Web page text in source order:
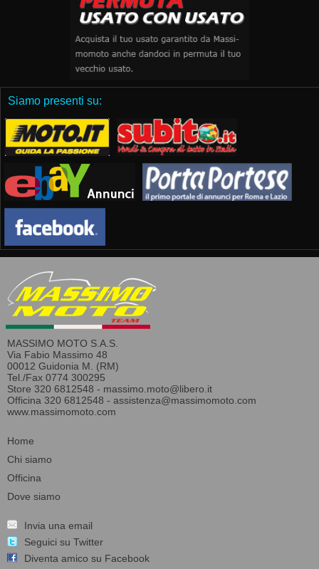
Siamo presenti su:
MASSIMO MOTO S.A.S.
Via Fabio Massimo 48
00012 Guidonia M. (RM)
Tel./Fax 0774 300295
Store 320 6812548 - massimo.moto@libero.it
Officina 320 6812548 - assistenza@massimomoto.com
www.massimomoto.com
Home
Chi siamo
Officina
Dove siamo
Invia una email
Seguici su Twitter
Diventa amico su Facebook